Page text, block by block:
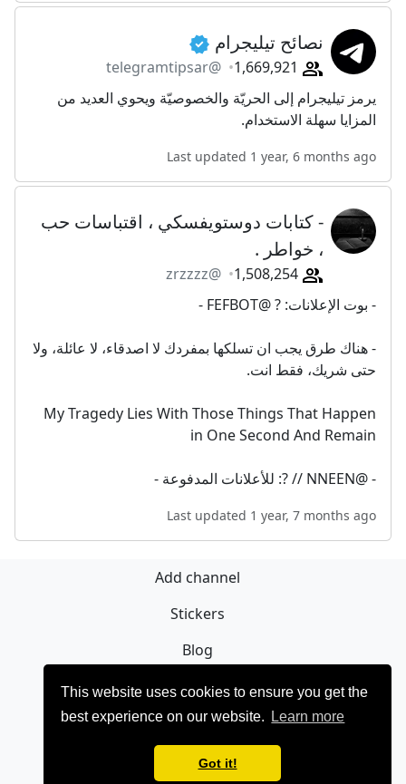
This website uses cookies to ensure you get the
best experience on our website.
Learn more
Got it!
نصائح تيليجرام
@telegramtipsar
يرمز تيليجرام إلى الحريّة والخصوصيّة ويحوي العديد من
المزايا سهلة الاستخدام.
Last updated 1 year, 6 months ago
- كتابات دوستويفسكي ، اقتباسات حب
، خواطر .
@zrzzzz
- بوت الإعلانات: ? @FEFBOT -
- هناك طرق يجب ان تسلكها بمفردك لا اصدقاء، لا عائلة، ولا
حتى شريك، فقط انت.
My Tragedy Lies With Those Things That Happen
in One Second And Remain
- @NNEEN // ?: للأعلانات المدفوعة -
Last updated 1 year, 7 months ago
Add channel
Stickers
Blog
Sign Up
Privacy policy
Contact